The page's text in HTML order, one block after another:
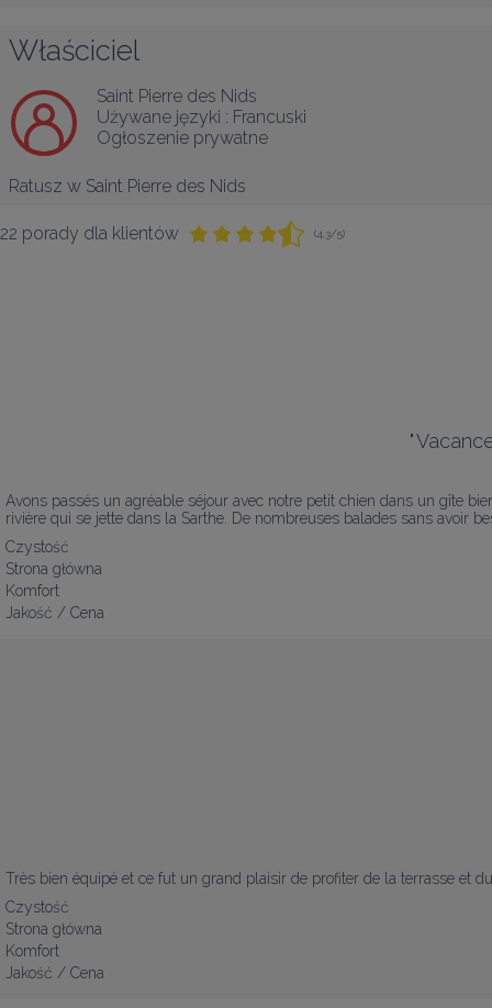
Właściciel
Saint Pierre des Nids
Używane języki : Francuski
Ogłoszenie prywatne
Ratusz w Saint Pierre des Nids
22 porady dla klientów (4,3/5)
"
Avons passés un agréable séjour avec notre petit chien dans un gîte
rivière qui se jette dans la Sarthe. De nombreuses balades sans avoir
Czystość
Strona główna
Komfort
Jakość / Cena
Très bien équipé et ce fut un grand plaisir de profiter de la terrasse et
Czystość
Strona główna
Komfort
Jakość / Cena